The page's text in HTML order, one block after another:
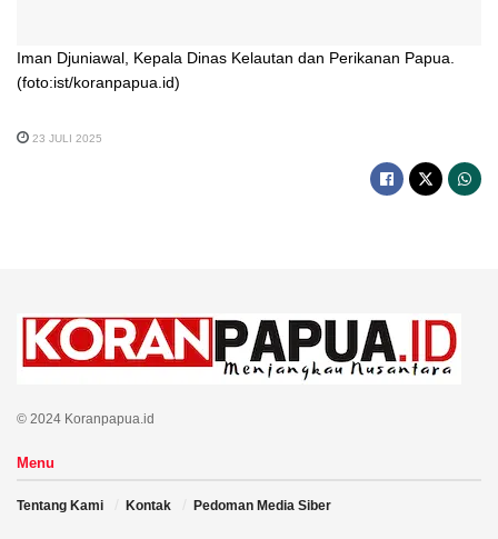
Iman Djuniawal, Kepala Dinas Kelautan dan Perikanan Papua.
(foto:ist/koranpapua.id)
23 JULI 2025
© 2024 Koranpapua.id
Menu
Tentang Kami Kontak Pedoman Media Siber